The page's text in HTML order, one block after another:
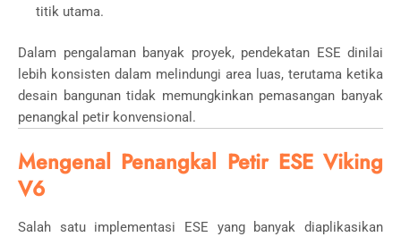
titik utama.
Dalam pengalaman banyak proyek, pendekatan ESE dinilai
lebih konsisten dalam melindungi area luas, terutama ketika
desain bangunan tidak memungkinkan pemasangan banyak
penangkal petir konvensional.
Mengenal Penangkal Petir ESE Viking
V6
Salah satu implementasi ESE yang banyak diaplikasikan